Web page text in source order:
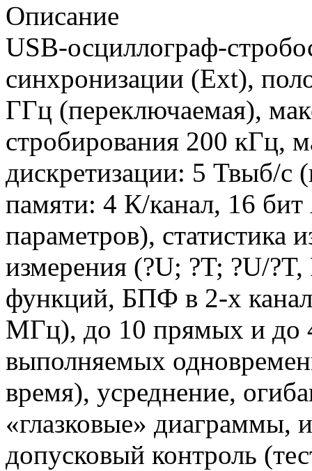
Описание
USB-осциллограф-
синхронизации (Ext),
ГГц (переключаемая),
стробирования 200 кГц,
дискретизации: 5 Твыб/с
памяти: 4 К/канал, 16
параметров), статистика
измерения (?U; ?T; ?U/
функций, БПФ в 2-х
МГц), до 10 прямых и до
выполняемых
время), усреднение,
«глазковые» диаграммы,
допусковый контроль